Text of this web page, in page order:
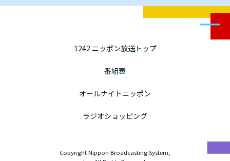
1242 ニッポン放送トップ
番組表
オールナイトニッポン
ラジオショッピング
Copyright Nippon Broadcasting System,